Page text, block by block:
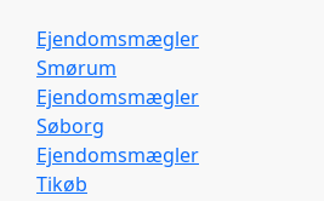
Ejendomsmægler
Smørum
Ejendomsmægler
Søborg
Ejendomsmægler
Tikøb